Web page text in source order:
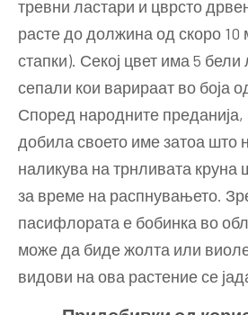
тревни ластари и цврсто
расте до должина од скоро 10
стапки). Секој цвет има 5
сепали кои варираат во боја
Според народните
добила своето име затоа што
наликува на трнливата круна
за време на распнувањето.
пасифлората е бобинка во
може да биде жолта или
видови на ова растение се